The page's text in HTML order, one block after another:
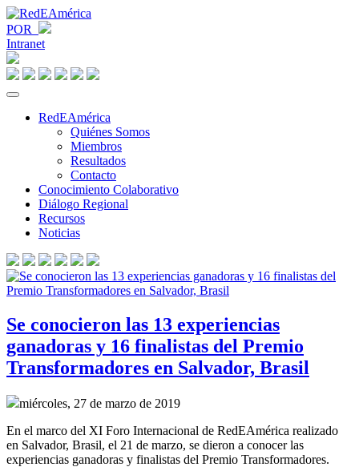
POR
Intranet
RedEAmérica
Quiénes Somos
Miembros
Resultados
Contacto
Conocimiento Colaborativo
Diálogo Regional
Recursos
Noticias
Se conocieron las 13 experiencias
ganadoras y 16 finalistas del Premio
Transformadores en Salvador, Brasil
miércoles, 27 de marzo de 2019
En el marco del XI Foro Internacional de RedEAmérica realizado
en Salvador, Brasil, el 21 de marzo, se dieron a conocer las
experiencias ganadoras y finalistas del Premio Transformadores.